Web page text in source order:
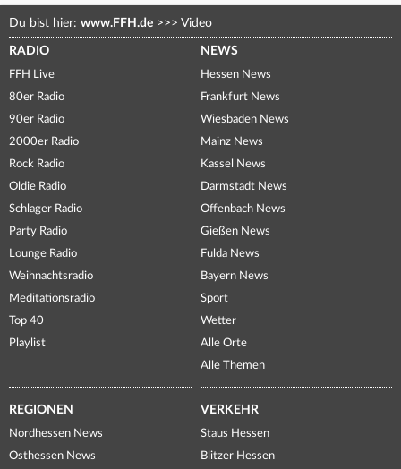
Du bist hier: www.FFH.de >>> Video
RADIO
FFH Live
80er Radio
90er Radio
2000er Radio
Rock Radio
Oldie Radio
Schlager Radio
Party Radio
Lounge Radio
Weihnachtsradio
Meditationsradio
Top 40
Playlist
NEWS
Hessen News
Frankfurt News
Wiesbaden News
Mainz News
Kassel News
Darmstadt News
Offenbach News
Gießen News
Fulda News
Bayern News
Sport
Wetter
Alle Orte
Alle Themen
REGIONEN
Nordhessen News
Osthessen News
VERKEHR
Staus Hessen
Blitzer Hessen